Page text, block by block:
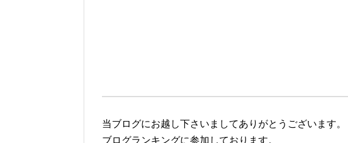
当ブログにお越し下さいましてありがとうございます。
ブログランキングに参加しております。